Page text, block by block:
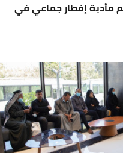
مأدبة إفطار جماعي في